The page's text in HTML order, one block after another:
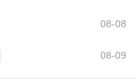
08-08
08-09